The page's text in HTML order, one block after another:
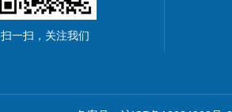
扫一扫，关注我们